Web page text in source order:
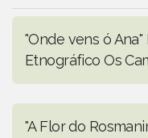
"Onde vens ó
Etnográfico Os
"A Flor do